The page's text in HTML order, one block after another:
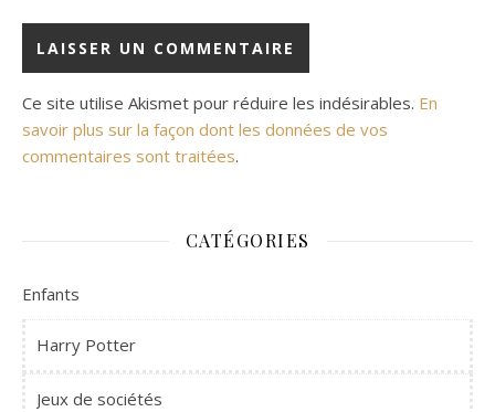
Ce site utilise Akismet pour réduire les indésirables. En
savoir plus sur la façon dont les données de vos
commentaires sont traitées.
CATÉGORIES
Enfants
Harry Potter
Jeux de sociétés